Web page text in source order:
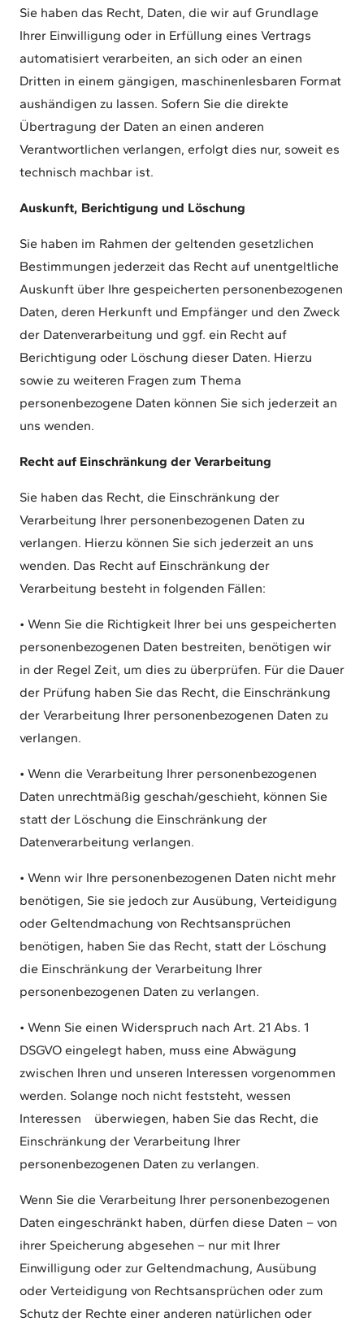
Sie haben das Recht, Daten, die wir auf Grundlage
Ihrer Einwilligung oder in Erfüllung eines Vertrags
automatisiert verarbeiten, an sich oder an einen
Dritten in einem gängigen, maschinenlesbaren Format
aushändigen zu lassen. Sofern Sie die direkte
Übertragung der Daten an einen anderen
Verantwortlichen verlangen, erfolgt dies nur, soweit es
technisch machbar ist.
Auskunft, Berichtigung und Löschung
Sie haben im Rahmen der geltenden gesetzlichen
Bestimmungen jederzeit das Recht auf unentgeltliche
Auskunft über Ihre gespeicherten personenbezogenen
Daten, deren Herkunft und Empfänger und den Zweck
der Datenverarbeitung und ggf. ein Recht auf
Berichtigung oder Löschung dieser Daten. Hierzu
sowie zu weiteren Fragen zum Thema
personenbezogene Daten können Sie sich jederzeit an
uns wenden.
Recht auf Einschränkung der Verarbeitung
Sie haben das Recht, die Einschränkung der
Verarbeitung Ihrer personenbezogenen Daten zu
verlangen. Hierzu können Sie sich jederzeit an uns
wenden. Das Recht auf Einschränkung der
Verarbeitung besteht in folgenden Fällen:
• Wenn Sie die Richtigkeit Ihrer bei uns gespeicherten
personenbezogenen Daten bestreiten, benötigen wir
in der Regel Zeit, um dies zu überprüfen. Für die Dauer
der Prüfung haben Sie das Recht, die Einschränkung
der Verarbeitung Ihrer personenbezogenen Daten zu
verlangen.
• Wenn die Verarbeitung Ihrer personenbezogenen
Daten unrechtmäßig geschah/geschieht, können Sie
statt der Löschung die Einschränkung der
Datenverarbeitung verlangen.
• Wenn wir Ihre personenbezogenen Daten nicht mehr
benötigen, Sie sie jedoch zur Ausübung, Verteidigung
oder Geltendmachung von Rechtsansprüchen
benötigen, haben Sie das Recht, statt der Löschung
die Einschränkung der Verarbeitung Ihrer
personenbezogenen Daten zu verlangen.
• Wenn Sie einen Widerspruch nach Art. 21 Abs. 1
DSGVO eingelegt haben, muss eine Abwägung
zwischen Ihren und unseren Interessen vorgenommen
werden. Solange noch nicht feststeht, wessen
Interessen überwiegen, haben Sie das Recht, die
Einschränkung der Verarbeitung Ihrer
personenbezogenen Daten zu verlangen.
Wenn Sie die Verarbeitung Ihrer personenbezogenen
Daten eingeschränkt haben, dürfen diese Daten – von
ihrer Speicherung abgesehen – nur mit Ihrer
Einwilligung oder zur Geltendmachung, Ausübung
oder Verteidigung von Rechtsansprüchen oder zum
Schutz der Rechte einer anderen natürlichen oder